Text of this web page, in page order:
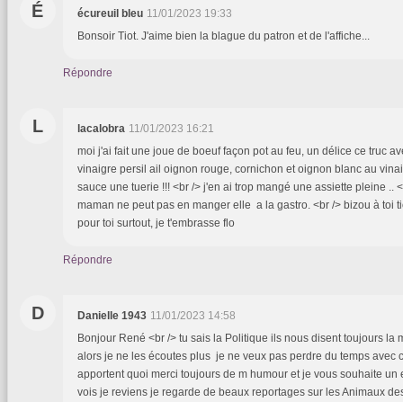
É écureuil bleu 11/01/2023 19:33
Bonsoir Tiot. J'aime bien la blague du patron et de l'affiche...
Répondre
L lacalobra 11/01/2023 16:21
moi j'ai fait une joue de boeuf façon pot au feu, un délice ce truc
vinaigre persil ail oignon rouge, cornichon et oignon blanc au
sauce une tuerie !!! <br /> j'en ai trop mangé une assiette pleine ..
maman ne peut pas en manger elle a la gastro. <br /> bizou à toi
pour toi surtout, je t'embrasse flo
Répondre
D Danielle 1943 11/01/2023 14:58
Bonjour René <br /> tu sais la Politique ils nous disent toujours la
alors je ne les écoutes plus je ne veux pas perdre du temps avec
apportent quoi merci toujours de m humour et je vous souhaite
vois je reviens je regarde de beaux reportages sur les Animaux